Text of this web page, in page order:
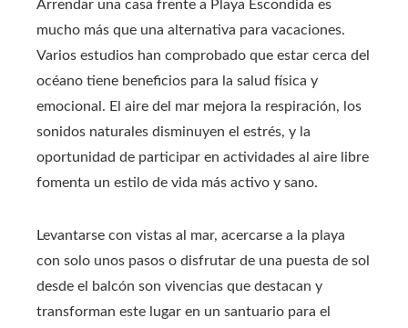
Arrendar una casa frente a Playa Escondida es
mucho más que una alternativa para vacaciones.
Varios estudios han comprobado que estar cerca del
océano tiene beneficios para la salud física y
emocional. El aire del mar mejora la respiración, los
sonidos naturales disminuyen el estrés, y la
oportunidad de participar en actividades al aire libre
fomenta un estilo de vida más activo y sano.
Levantarse con vistas al mar, acercarse a la playa
con solo unos pasos o disfrutar de una puesta de sol
desde el balcón son vivencias que destacan y
transforman este lugar en un santuario para el